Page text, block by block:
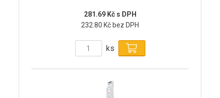
281.69 Kč s DPH
232.80 Kč bez DPH
ks